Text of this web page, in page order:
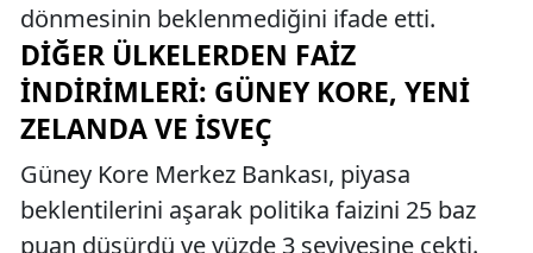
dönmesinin beklenmediğini ifade etti.
DIĞER ÜLKELERDEN FAIZ
İNDIRIMLERI: GÜNEY KORE, YENI
ZELANDA VE İSVEÇ
Güney Kore Merkez Bankası, piyasa
beklentilerini aşarak politika faizini 25 baz
puan düşürdü ve yüzde 3 seviyesine çekti.